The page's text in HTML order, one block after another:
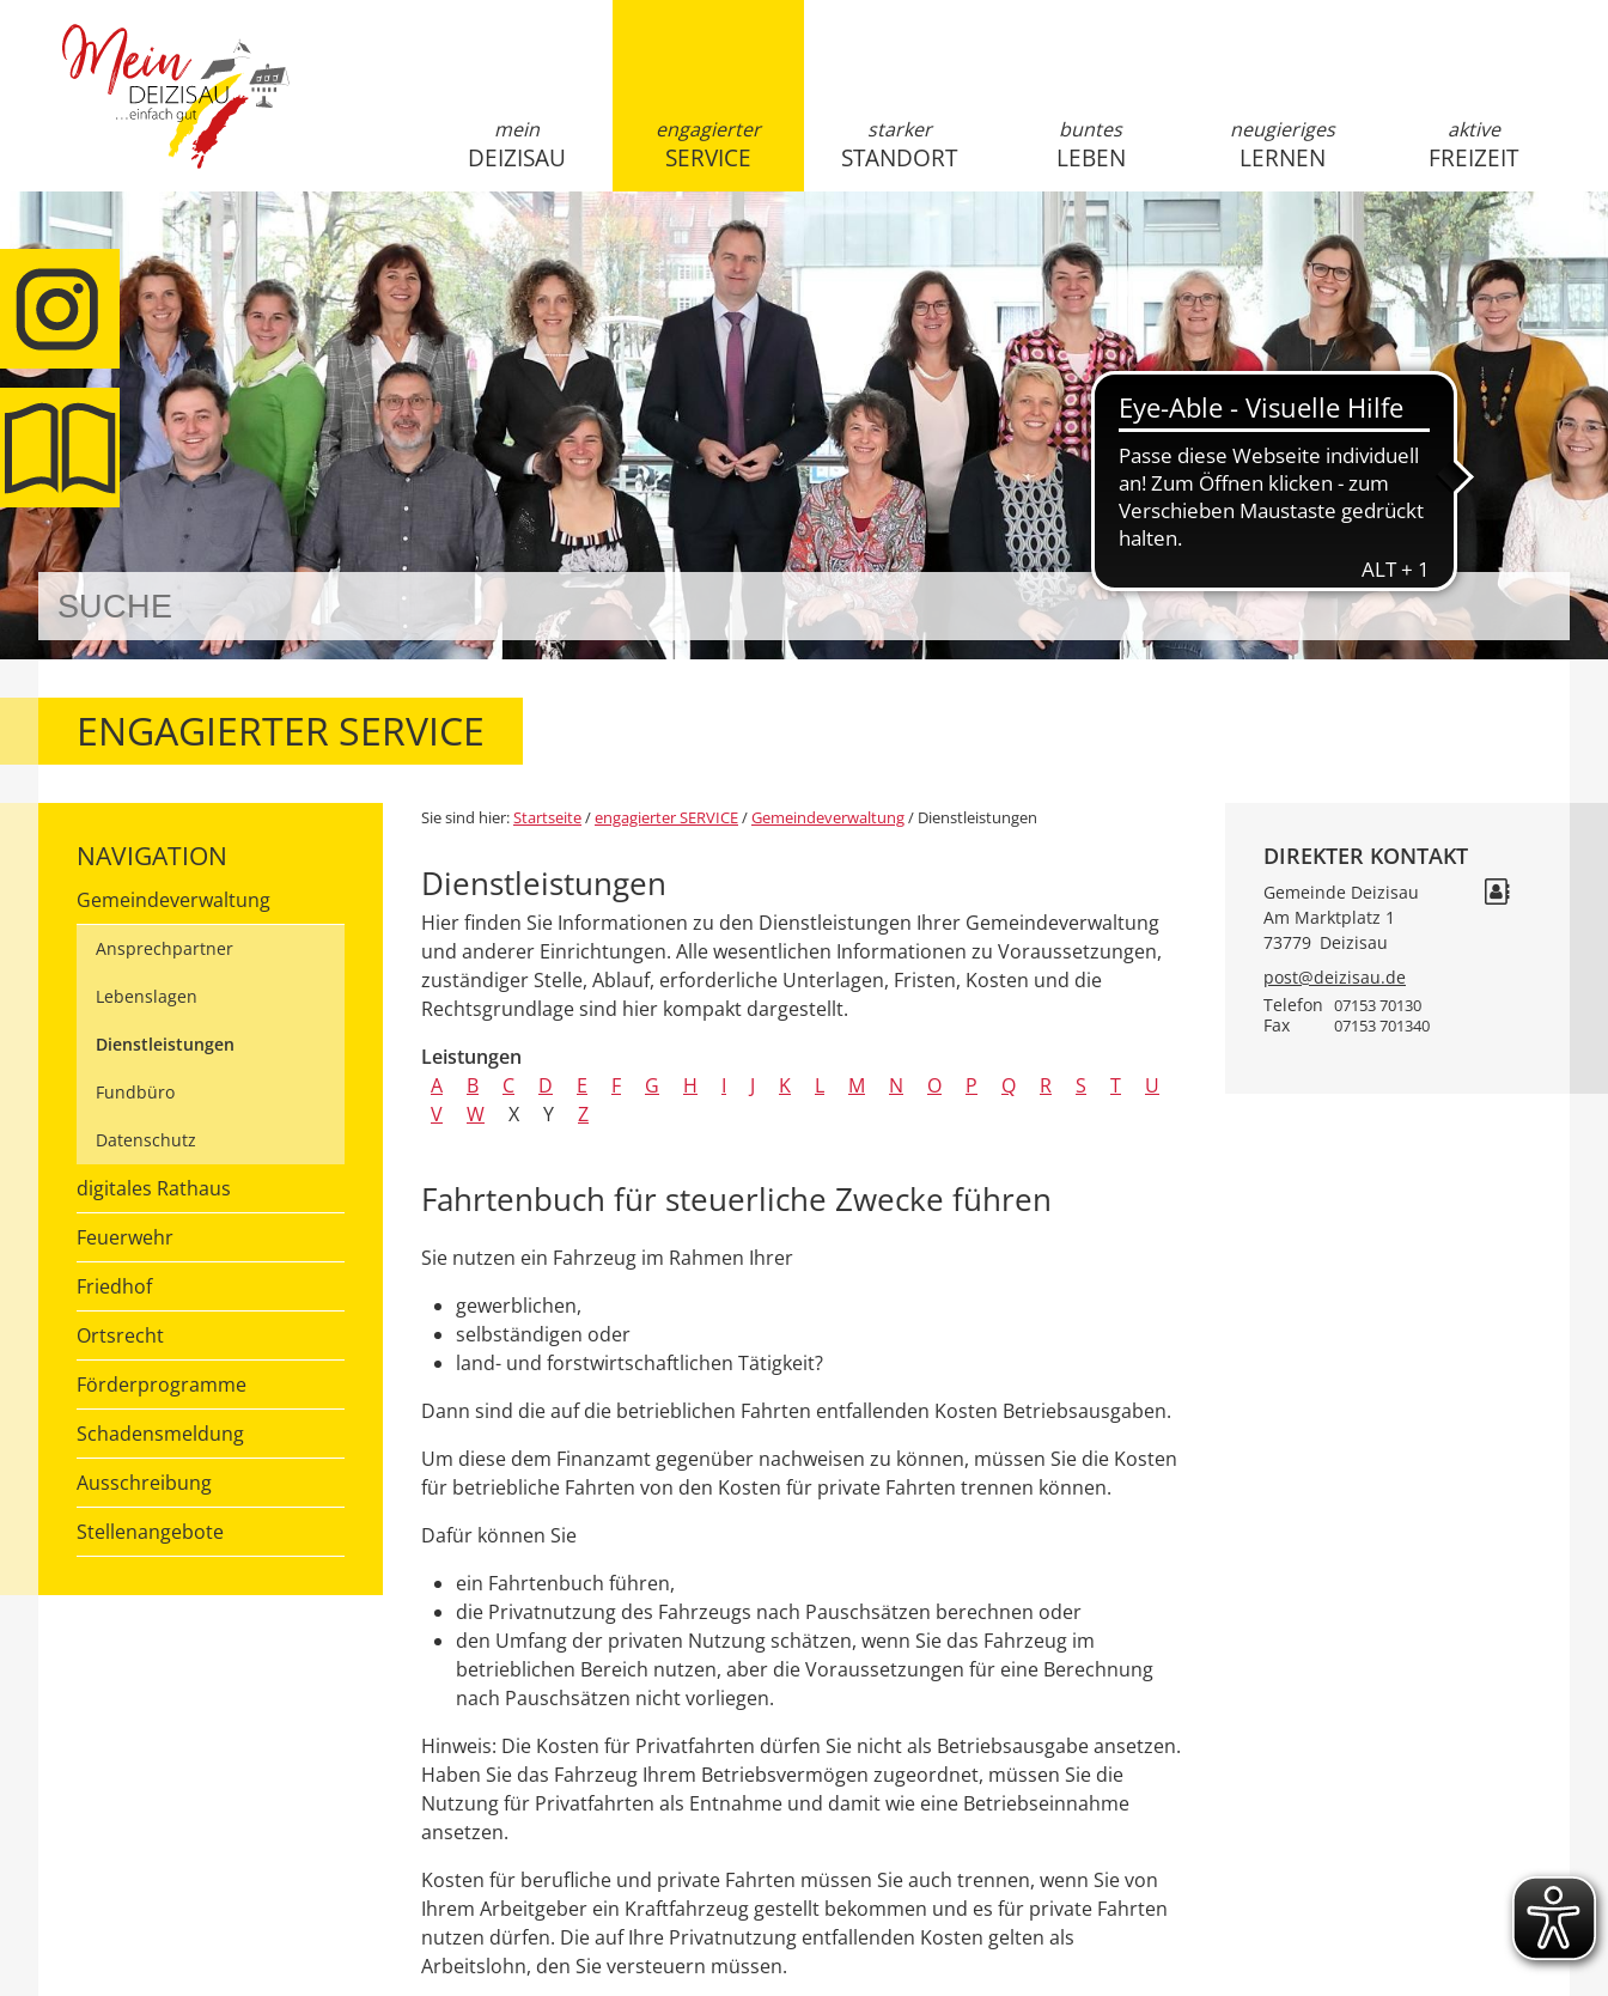
anmelden
mein
DEIZISAU
engagierter
SERVICE
starker
STANDORT
buntes
LEBEN
neugieriges
LERNEN
aktive
FREIZEIT
ENGAGIERTER SERVICE
NAVIGATION
Gemeindeverwaltung
Ansprechpartner
Lebenslagen
Dienstleistungen
Fundbüro
Datenschutz
digitales Rathaus
Feuerwehr
Friedhof
Ortsrecht
Förderprogramme
Schadensmeldung
Ausschreibung
Stellenangebote
Sie sind hier:Startseite/engagierter SERVICE/Gemeindeverwaltung/ Dienstleistungen
Dienstleistungen
Hier finden Sie Informationen zu den Dienstleistungen Ihrer Gemeindeverwaltung
und anderer Einrichtungen. Alle wesentlichen Informationen zu Voraussetzungen,
zuständiger Stelle, Ablauf, erforderliche Unterlagen, Fristen, Kosten und die
Rechtsgrundlage sind hier kompakt dargestellt.
Leistungen
A
B C D E F G H I J K L M N O P Q R S T
U
V
W X Y Z
Fahrtenbuch für steuerliche Zwecke führen
Sie nutzen ein Fahrzeug im Rahmen Ihrer
gewerblichen,
selbständigen oder
land- und forstwirtschaftlichen Tätigkeit?
Dann sind die auf die betrieblichen Fahrten entfallenden Kosten Betriebsausgaben.
Um diese dem Finanzamt gegenüber nachweisen zu können, müssen Sie die Kosten
für betriebliche Fahrten von den Kosten für private Fahrten trennen können.
Dafür können Sie
ein Fahrtenbuch führen,
die Privatnutzung des Fahrzeugs nach Pauschsätzen berechnen oder
den Umfang der privaten Nutzung schätzen, wenn Sie das Fahrzeug im
betrieblichen Bereich nutzen, aber die Voraussetzungen für eine Berechnung
nach Pauschsätzen nicht vorliegen.
Hinweis: Die Kosten für Privatfahrten dürfen Sie nicht als Betriebsausgabe ansetzen.
Haben Sie das Fahrzeug Ihrem Betriebsvermögen zugeordnet, müssen Sie die
Nutzung für Privatfahrten als Entnahme und damit wie eine Betriebseinnahme
ansetzen.
Kosten für berufliche und private Fahrten müssen Sie auch trennen, wenn Sie von
Ihrem Arbeitgeber ein Kraftfahrzeug gestellt bekommen und es für private Fahrten
nutzen dürfen. Die auf Ihre Privatnutzung entfallenden Kosten gelten als
Arbeitslohn, den Sie versteuern müssen.
DIREKTER KONTAKT
Gemeinde Deizisau
Am Marktplatz 1
73779 Deizisau
post@deizisau.de
Telefon 07153 70130
Fax 07153 701340